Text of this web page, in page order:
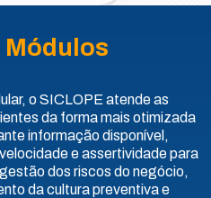
Módulos
o SICLOPE atende as
da forma mais otimizada
informação disponível,
e assertividade para
dos riscos do negócio,
da cultura preventiva e